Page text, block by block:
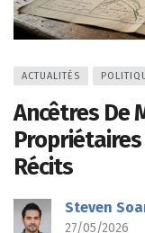
ACTUALITÉS
Ancêtres De
Propriétaires
Récits
Steven
27/05/2026